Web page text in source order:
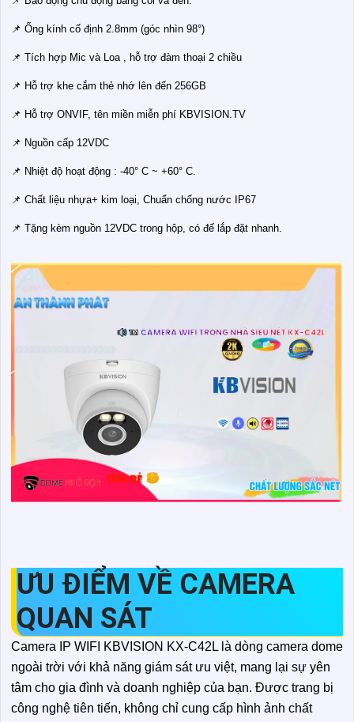
📌 Ống kính cố định 2.8mm (góc nhìn 98°)
📌 Tích hợp Mic và Loa , hỗ trợ đàm thoại 2 chiều
📌 Hỗ trợ khe cắm thẻ nhớ lên đến 256GB
📌 Hỗ trợ ONVIF, tên miền miễn phí KBVISION.TV
📌 Nguồn cấp 12VDC
📌 Nhiệt độ hoạt động : -40° C ~ +60° C.
📌 Chất liệu nhựa+ kim loại, Chuẩn chống nước IP67
📌 Tặng kèm nguồn 12VDC trong hộp, có đế lắp đặt nhanh.
ƯU ĐIỂM VỀ CAMERA
QUAN SÁT
Camera IP WIFI KBVISION KX-C42L là dòng camera dome
ngoài trời với khả năng giám sát ưu việt, mang lại sự yên
tâm cho gia đình và doanh nghiệp của bạn. Được trang bị
công nghệ tiên tiến, không chỉ cung cấp hình ảnh chất